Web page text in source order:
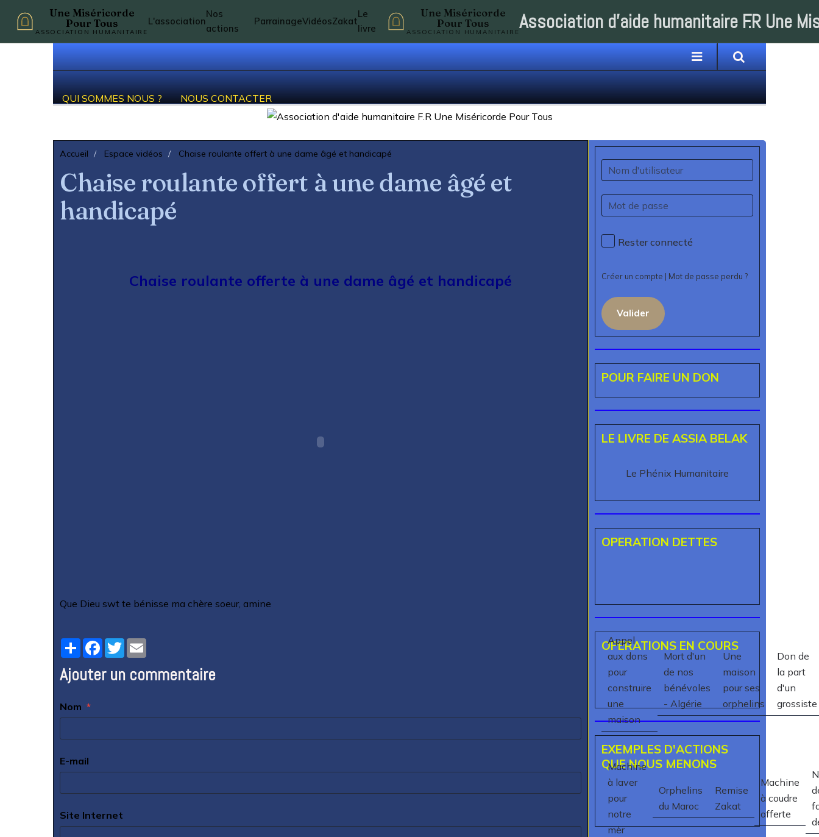
Une Miséricorde
Pour Tous
ASSOCIATION HUMANITAIRE
L'association
Nos
actions
ParrainageVidéosZakat
Le
livre
Une Miséricorde
Pour Tous
ASSOCIATION HUMANITAIREAssociation d'aide humanitaire F.R Une
QUI SOMMES NOUS ? NOUS CONTACTER
Accueil Espace vidéos Chaise roulante offert à une dame âgé et handicapé
Chaise roulante offert à une dame âgé et
handicapé
Chaise roulante offerte à une dame âgé et handicapé
Que Dieu swt te bénisse ma chère soeur, amine
PartagerFacebook
Twitter
Ajouter un commentaire
Nom
E-mail
Site Internet
Rester connecté
Créer un compte | Mot de passe perdu ?
Valider
POUR FAIRE UN DON
LE LIVRE DE ASSIA BELAK
Le Phénix Humanitaire
OPERATION DETTES
OPERATIONS EN COURS
Appel
aux dons
pour
construire
une
maison
Mort d'un
de nos
bénévoles
- Algérie
Une
maison
pour ses
orphelins
Don de
la part
d'un
grossiste
EXEMPLES D'ACTIONS
QUE NOUS MENONS
Machine
à laver
pour
notre
mèr
Orphelins
du Maroc
Remise
Zakat
Machine
à coudre
offerte